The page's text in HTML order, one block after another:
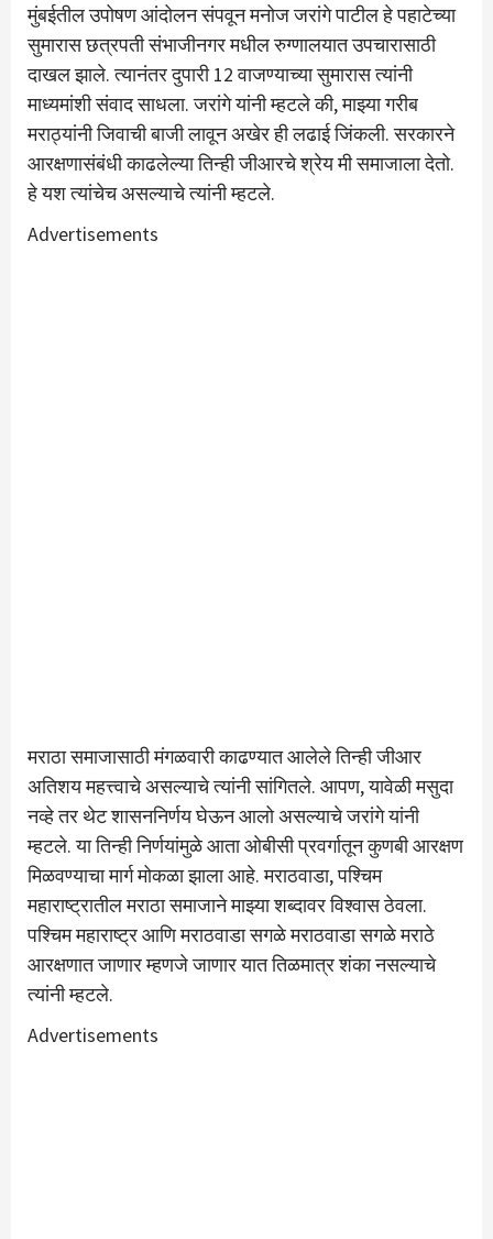
मुंबईतील उपोषण आंदोलन संपवून मनोज जरांगे पाटील हे पहाटेच्या
सुमारास छत्रपती संभाजीनगर मधील रुग्णालयात उपचारासाठी
दाखल झाले. त्यानंतर दुपारी 12 वाजण्याच्या सुमारास त्यांनी
माध्यमांशी संवाद साधला. जरांगे यांनी म्हटले की, माझ्या गरीब
मराठ्यांनी जिवाची बाजी लावून अखेर ही लढाई जिंकली. सरकारने
आरक्षणासंबंधी काढलेल्या तिन्ही जीआरचे श्रेय मी समाजाला देतो.
हे यश त्यांचेच असल्याचे त्यांनी म्हटले.
Advertisements
मराठा समाजासाठी मंगळवारी काढण्यात आलेले तिन्ही जीआर
अतिशय महत्त्वाचे असल्याचे त्यांनी सांगितले. आपण, यावेळी मसुदा
नव्हे तर थेट शासननिर्णय घेऊन आलो असल्याचे जरांगे यांनी
म्हटले. या तिन्ही निर्णयांमुळे आता ओबीसी प्रवर्गातून कुणबी आरक्षण
मिळवण्याचा मार्ग मोकळा झाला आहे. मराठवाडा, पश्चिम
महाराष्ट्रातील मराठा समाजाने माझ्या शब्दावर विश्वास ठेवला.
पश्चिम महाराष्ट्र आणि मराठवाडा सगळे मराठवाडा सगळे मराठे
आरक्षणात जाणार म्हणजे जाणार यात तिळमात्र शंका नसल्याचे
त्यांनी म्हटले.
Advertisements